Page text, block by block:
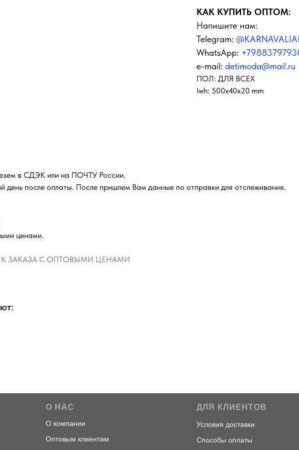
КАК КУПИТЬ ОПТОМ:
Напишите нам:
Telegram:
WhatsApp:
e-mail: detimoda@mail.ru
ПОЛ: ДЛЯ ВСЕХ
lwh: 500x40x20 mm
в СДЭК или на ПОЧТУ России.
день после оплаты. После пришлем Вам данные по отправки для отслеживания.
ценами.
ЗАКАЗА С ОПТОВЫМИ ЦЕНАМИ
О НАС ДЛЯ КЛИЕНТОВ
Условия доставки
Способы оплаты
О компании
Оптовым клиентам